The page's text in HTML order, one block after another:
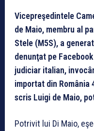
Vicepreşedintele
de Maio, membru al
Stele (M5S), a
denunţat pe
judiciar italian,
importat din România
scris Luigi de Maio,
Potrivit lui Di Maio,